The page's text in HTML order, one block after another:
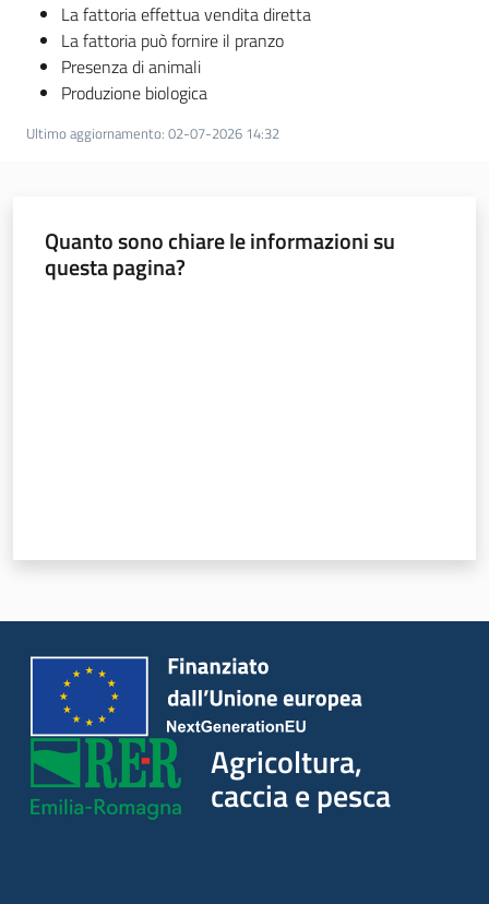
La fattoria effettua vendita diretta
La fattoria può fornire il pranzo
Presenza di animali
Produzione biologica
Ultimo aggiornamento: 02-07-2026 14:32
Quanto sono chiare le informazioni su
questa pagina?
Agricoltura,
caccia e pesca